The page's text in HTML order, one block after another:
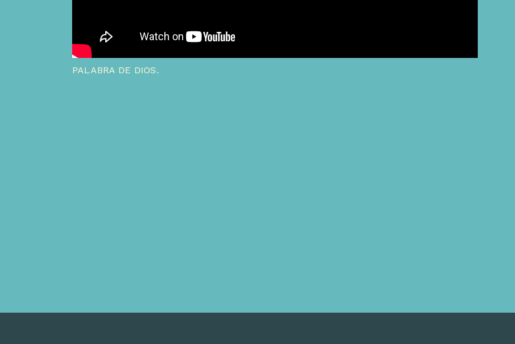
PALABRA DE DIOS.